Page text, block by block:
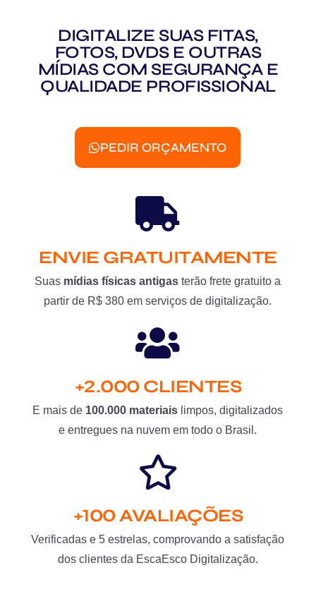
DIGITALIZE SUAS FITAS,
FOTOS, DVDS E OUTRAS
MÍDIAS COM SEGURANÇA E
QUALIDADE PROFISSIONAL
PEDIR ORÇAMENTO
ENVIE GRATUITAMENTE
Suas mídias físicas antigas terão frete gratuito a
partir de R$ 380 em serviços de digitalização.
+2.000 CLIENTES
E mais de 100.000 materiais limpos, digitalizados
e entregues na nuvem em todo o Brasil.
+100 AVALIAÇÕES
Verificadas e 5 estrelas, comprovando a satisfação
dos clientes da EscaEsco Digitalização.